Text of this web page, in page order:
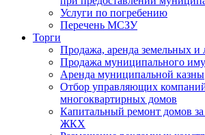
Услуги по погребению
Перечень МСЗУ
Торги
Продажа, аренда земельных и
Продажа муниципального
Аренда муниципальной казны
Отбор управляющих
многоквартирных домов
Капитальный ремонт домов за
ЖКХ